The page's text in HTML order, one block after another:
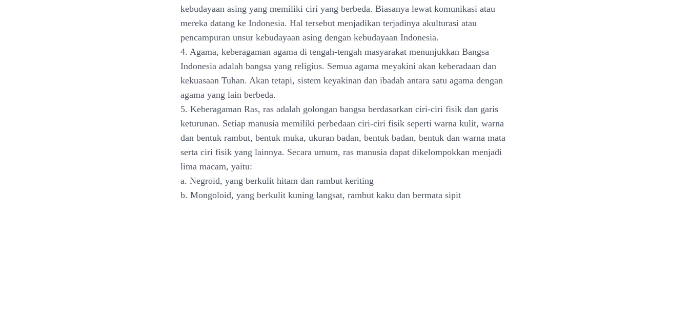
kebudayaan asing yang memiliki ciri yang berbeda. Biasanya lewat komunikasi atau
mereka datang ke Indonesia. Hal tersebut menjadikan terjadinya akulturasi atau
pencampuran unsur kebudayaan asing dengan kebudayaan Indonesia.
4. Agama, keberagaman agama di tengah-tengah masyarakat menunjukkan Bangsa
Indonesia adalah bangsa yang religius. Semua agama meyakini akan keberadaan dan
kekuasaan Tuhan. Akan tetapi, sistem keyakinan dan ibadah antara satu agama dengan
agama yang lain berbeda.
5. Keberagaman Ras, ras adalah golongan bangsa berdasarkan ciri-ciri fisik dan garis
keturunan. Setiap manusia memiliki perbedaan ciri-ciri fisik seperti warna kulit, warna
dan bentuk rambut, bentuk muka, ukuran badan, bentuk badan, bentuk dan warna mata
serta ciri fisik yang lainnya. Secara umum, ras manusia dapat dikelompokkan menjadi
lima macam, yaitu:
a. Negroid, yang berkulit hitam dan rambut keriting
b. Mongoloid, yang berkulit kuning langsat, rambut kaku dan bermata sipit